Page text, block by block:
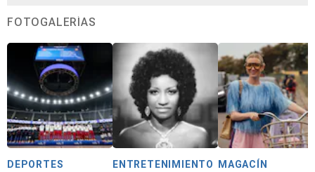
FOTOGALERÍAS
DEPORTES ENTRETENIMIENTO MAGACÍN